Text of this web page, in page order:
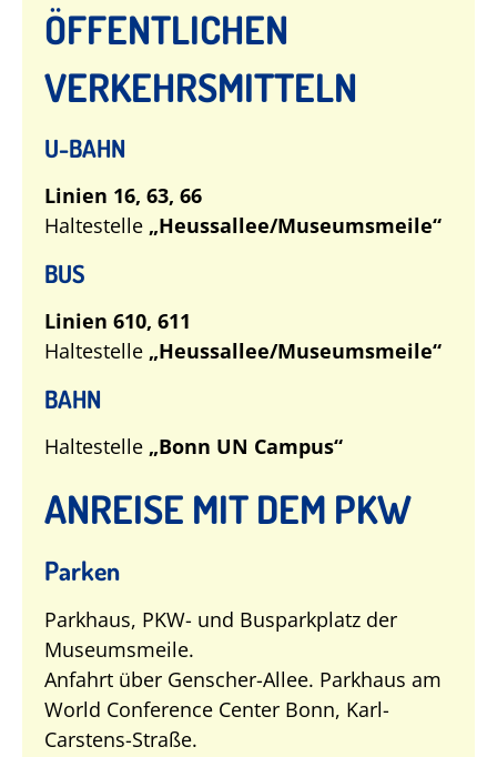
ÖFFENTLICHEN
VERKEHRSMITTELN
U-BAHN
Linien 16, 63, 66
Haltestelle „Heussallee/Museumsmeile“
BUS
Linien 610, 611
Haltestelle „Heussallee/Museumsmeile“
BAHN
Haltestelle „Bonn UN Campus“
ANREISE MIT DEM PKW
Parken
Parkhaus, PKW- und Busparkplatz der
Museumsmeile.
Anfahrt über Genscher-Allee. Parkhaus am
World Conference Center Bonn, Karl-
Carstens-Straße.